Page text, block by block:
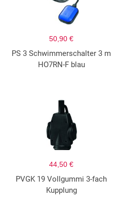
50,90 €
PS 3 Schwimmerschalter 3 m
HO7RN-F blau
44,50 €
PVGK 19 Vollgummi 3-fach
Kupplung